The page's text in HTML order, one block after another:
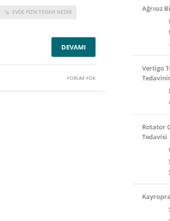
EVDE FIZIK TEDAVI NEDIR
DEVAMI
YORUM YOK
Ağrısız
Vertigo
Rotator
Tedavisi